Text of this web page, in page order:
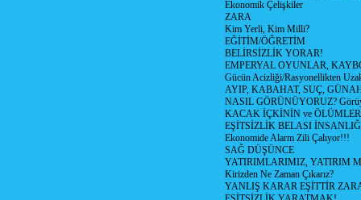
Ekonomik Çelişkiler
ZARA
Kim Yerli, Kim Milli?
EĞİTİM/ÖĞRETİM
BELİRSİZLİK YORAR!
EMPERYAL OYUNLAR,
Gücün Acizliği/Rasyonellikten
AYIP, KABAHAT, SUÇ,
NASIL GÖRÜNÜYORUZ?
KACAK İÇKİNİN ve
EŞİTSİZLİK BELASI
Ekonomide Alarm Zili Çalıyor!!!
SAĞ DÜŞÜNCE
YATIRIMLARIMIZ, YATIRIM
Kirizden Ne Zaman Çıkarız?
YANLIŞ KARAR EŞİTTİR